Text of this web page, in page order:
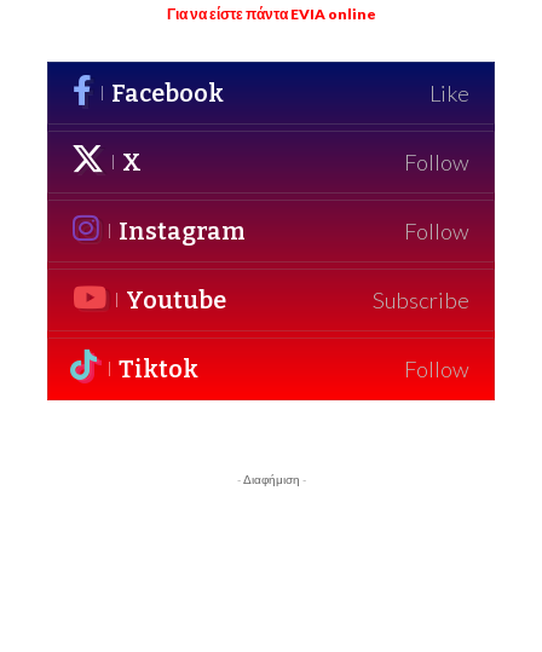
Για να είστε πάντα EVIA online
Facebook Like
X Follow
Instagram Follow
Youtube Subscribe
Tiktok Follow
- Διαφήμιση -